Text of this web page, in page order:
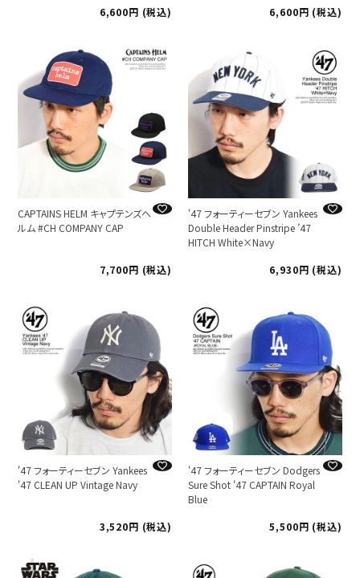
6,600
税込
6,600
税込
CAPTAINS HELM キャプテンズヘ
ルム #CH COMPANY CAP
7,700 税込
'47 フォーティーセブン Yankees
Double Header Pinstripe ’47
HITCH White×Navy
6,930
税込
'47 フォーティーセブン Yankees
'47 CLEAN UP Vintage Navy
3,520 税込
'47 フォーティーセブン Dodgers
Sure Shot '47 CAPTAIN Royal
Blue
5,500
税込